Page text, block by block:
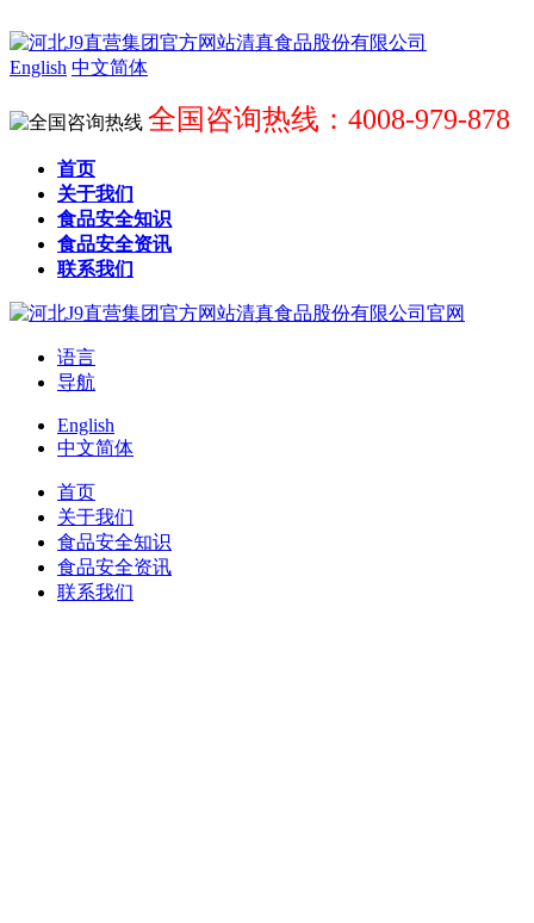
English 中文简体
全国咨询热线：4008-979-878
首页
关于我们
食品安全知识
食品安全资讯
联系我们
语言
导航
English
中文简体
首页
关于我们
食品安全知识
食品安全资讯
联系我们